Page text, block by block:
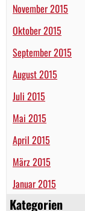
November 2015
Oktober 2015
September 2015
August 2015
Juli 2015
Mai 2015
April 2015
März 2015
Januar 2015
Kategorien